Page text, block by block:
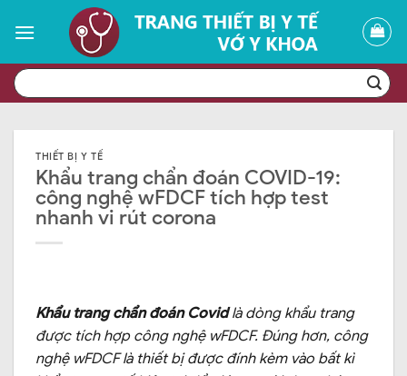
Tìm
kiếm:
THIẾT BỊ Y TẾ
Khẩu trang chẩn đoán COVID-19:
công nghệ wFDCF tích hợp test
nhanh vi rút corona
Khẩu trang chẩn đoán Covidlà dòng khẩu trang
được tích hợp công nghệ wFDCF. Đúng hơn, công
nghệ wFDCF là thiết bị được đính kèm vào bất kì